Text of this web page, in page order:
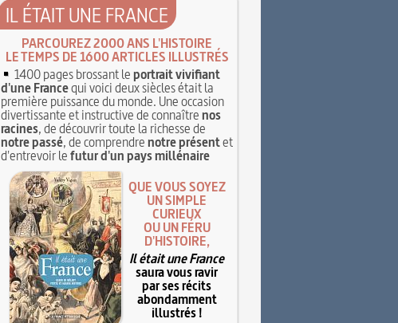
IL ÉTAIT UNE FRANCE
PARCOUREZ 2000 ANS L'HISTOIRE
LE TEMPS DE 1600 ARTICLES ILLUSTRÉS
1400 pages brossant leportrait vivifiant
d'une Francequi voici deux siècles était la
première puissance du monde. Une occasion
divertissante et instructive de connaîtrenos
racines, de découvrir toute la richesse de
notre passé, de comprendrenotre présentet
d'entrevoir lefutur d'un pays millénaire
QUE VOUS SOYEZ
UN SIMPLE
CURIEUX
OU UN FÉRU
D'HISTOIRE,
Il était une France
saura vous ravir
par ses récits
abondamment
illustrés !